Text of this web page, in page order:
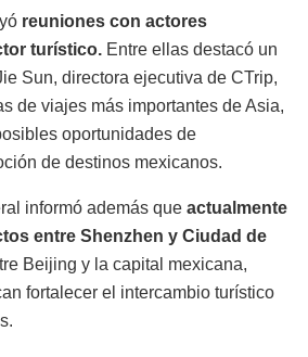
reuniones con actores
turístico. Entre ellas destacó un
Sun, directora ejecutiva de CTrip,
de viajes más importantes de Asia,
oportunidades de
de destinos mexicanos.
informó además que actualmente
entre Shenzhen y Ciudad de
Beijing y la capital mexicana,
fortalecer el intercambio turístico